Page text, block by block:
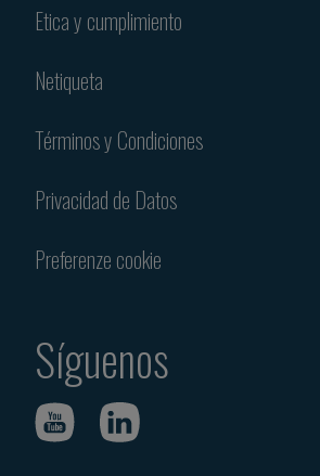
Etica y cumplimiento
Netiqueta
Términos y Condiciones
Privacidad de Datos
Preferenze cookie
Síguenos